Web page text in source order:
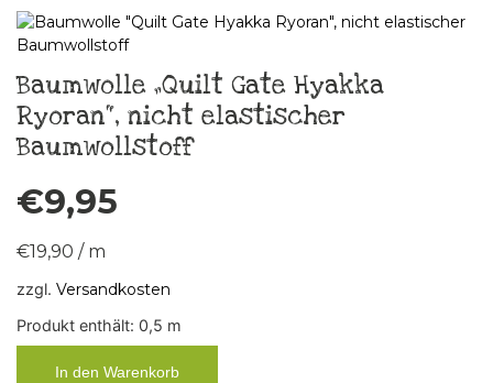
Baumwolle „Quilt Gate Hyakka
Ryoran“, nicht elastischer
Baumwollstoff
€9,95
€19,90 / m
zzgl. Versandkosten
Produkt enthält: 0,5 m
In den Warenkorb